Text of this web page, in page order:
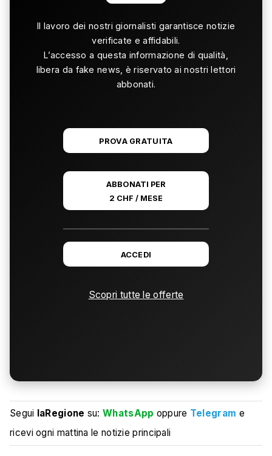
Il lavoro dei nostri giornalisti garantisce notizie
verificate e affidabili.
L’accesso a questa informazione di qualità,
libera da fake news, è riservato ai nostri lettori
abbonati.
PROVA GRATUITA
ABBONATI PER
2 CHF / MESE
ACCEDI
Scopri tutte le offerte
Segui laRegione su:WhatsApp oppure Telegram e
ricevi ogni mattina le notizie principali